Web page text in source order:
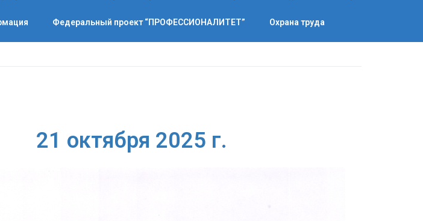
Федеральный проект “ПРОФЕССИОНАЛИТЕТ” Охрана труда
21 октября 2025 г.